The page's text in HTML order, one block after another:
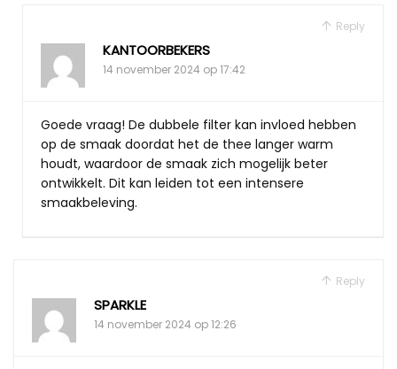
Reply
KANTOORBEKERS
14 november 2024 op 17:42
Goede vraag! De dubbele filter kan invloed hebben
op de smaak doordat het de thee langer warm
houdt, waardoor de smaak zich mogelijk beter
ontwikkelt. Dit kan leiden tot een intensere
smaakbeleving.
Reply
SPARKLE
14 november 2024 op 12:26